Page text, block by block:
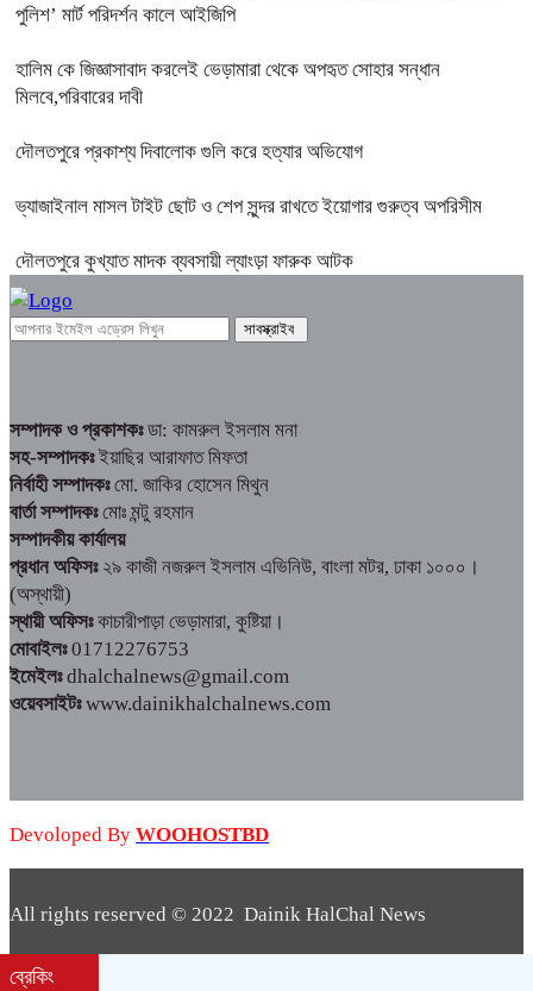
পুলিশ’ মার্ট পরিদর্শন কালে আইজিপি
হালিম কে জিজ্ঞাসাবাদ করলেই ভেড়ামারা থেকে অপহৃত সোহার সন্ধান
মিলবে,পরিবারের দাবী
দৌলতপুরে প্রকাশ্য দিবালোক গুলি করে হত্যার অভিযোগ
ভ্যাজাইনাল মাসল টাইট ছোট ও শেপ সুন্দর রাখতে ইয়োগার গুরুত্ব অপরিসীম
দৌলতপুরে কুখ্যাত মাদক ব্যবসায়ী ল্যাংড়া ফারুক আটক
সম্পাদক ও প্রকাশকঃডা: কামরুল ইসলাম মনা
সহ-সম্পাদকঃইয়াছির আরাফাত মিফতা
নির্বাহী সম্পাদকঃমো. জাকির হোসেন মিথুন
বার্তা সম্পাদকঃমোঃ মন্টু রহমান
সম্পাদকীয় কার্যালয়
প্রধান অফিসঃ২৯ কাজী নজরুল ইসলাম এভিনিউ, বাংলা মটর, ঢাকা ১০০০।
(অস্থায়ী)
স্থায়ী অফিসঃকাচারীপাড়া ভেড়ামারা, কুষ্টিয়া।
মোবাইলঃ01712276753
ইমেইলঃdhalchalnews@gmail.com
ওয়েবসাইটঃwww.dainikhalchalnews.com
ব্রেকিং
Devoloped By WOOHOSTBD
All rights reserved © 2022 Dainik HalChal News
Design ByWooHostBD